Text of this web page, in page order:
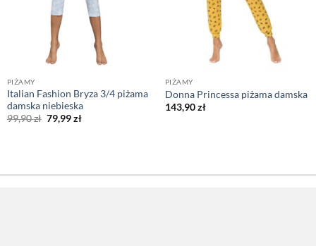
PIŻAMY
Italian Fashion Bryza 3/4 piżama
damska niebieska
99,90zł Pierwotna
cena
79,99złAktualna
PIŻAMY
Donna Princessa piżama damska
143,90zł